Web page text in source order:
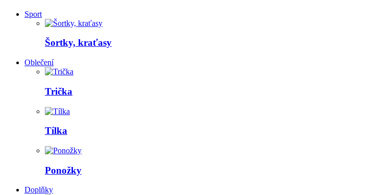
Sport
Šortky, kraťasy
Oblečení
Trička
Tílka
Ponožky
Doplňky